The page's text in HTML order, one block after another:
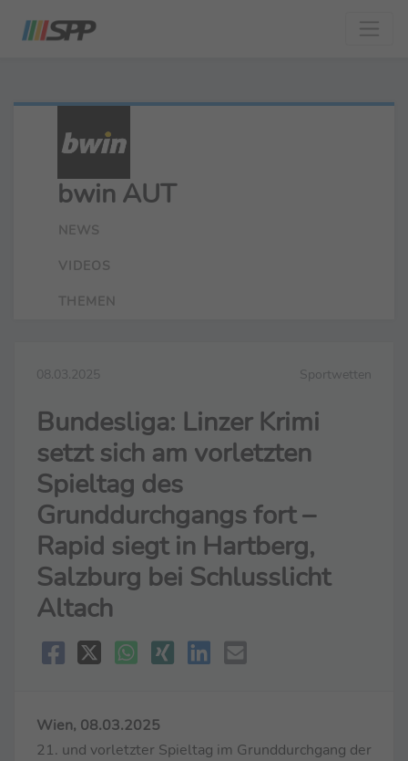
bwin AUT
NEWS
VIDEOS
THEMEN
08.03.2025 Sportwetten
Bundesliga: Linzer Krimi
setzt sich am vorletzten
Spieltag des
Grunddurchgangs fort –
Rapid siegt in Hartberg,
Salzburg bei Schlusslicht
Altach
Wien, 08.03.2025
21. und vorletzter Spieltag im Grunddurchgang der